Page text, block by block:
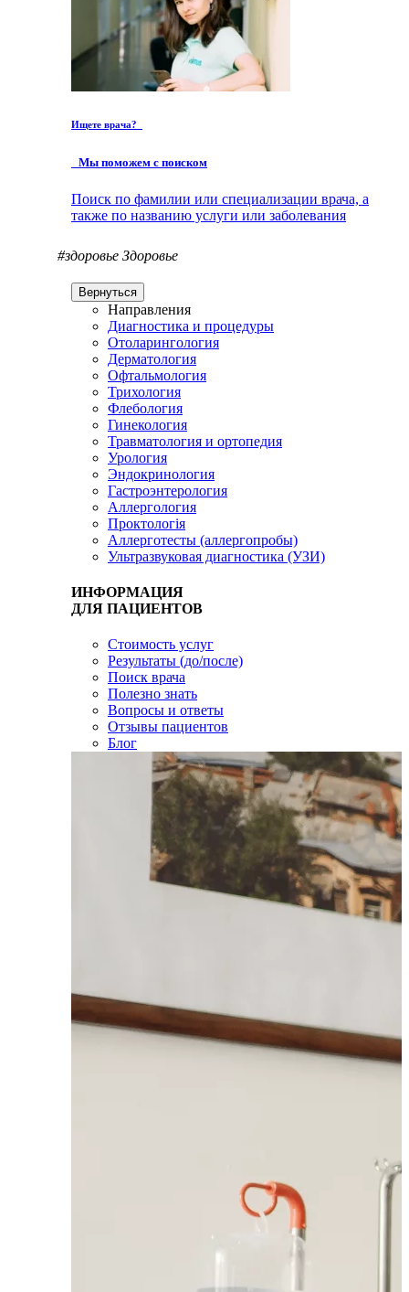
Ищете врача?
Мы поможем с поиском
Поиск по фамилии или специализации врача, а
также по названию услуги или заболевания
#здоровье Здоровье
Вернуться
Направления
Диагностика и процедуры
Отоларингология
Дерматология
Офтальмология
Трихология
Флебология
Гинекология
Травматология и ортопедия
Урология
Эндокринология
Гастроэнтерология
Аллергология
Проктологія
Аллерготесты (аллергопробы)
Ультразвуковая диагностика (УЗИ)
ИНФОРМАЦИЯ
ДЛЯ ПАЦИЕНТОВ
Стоимость услуг
Результаты (до/после)
Поиск врача
Полезно знать
Вопросы и ответы
Отзывы пациентов
Блог